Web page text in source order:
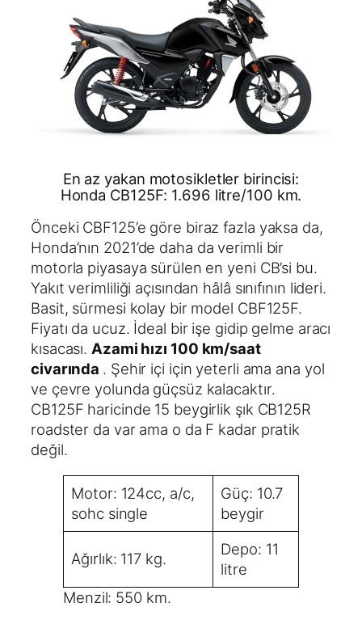
En az yakan motosikletler birincisi:
Honda CB125F: 1.696 litre/100 km.
Önceki CBF125’e göre biraz fazla yaksa da,
Honda’nın 2021’de daha da verimli bir
motorla piyasaya sürülen en yeni CB’si bu.
Yakıt verimliliği açısından hâlâ sınıfının lideri.
Basit, sürmesi kolay bir model CBF125F.
Fiyatı da ucuz. İdeal bir işe gidip gelme aracı
kısacası.Azami hızı 100 km/saat
civarında . Şehir içi için yeterli ama ana yol
ve çevre yolunda güçsüz kalacaktır.
CB125F haricinde 15 beygirlik şık CB125R
roadster da var ama o da F kadar pratik
değil.
Motor: 124cc, a/c,
sohc single
Güç: 10.7
beygir
Ağırlık: 117 kg.
Depo: 11
litre
Menzil: 550 km.